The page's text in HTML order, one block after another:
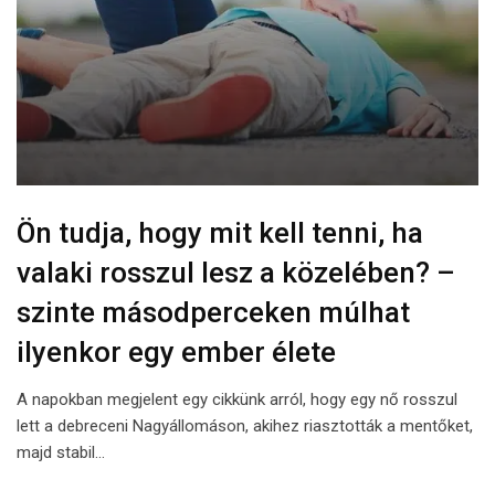
Ön tudja, hogy mit kell tenni, ha
valaki rosszul lesz a közelében? –
szinte másodperceken múlhat
ilyenkor egy ember élete
A napokban megjelent egy cikkünk arról, hogy egy nő rosszul
lett a debreceni Nagyállomáson, akihez riasztották a mentőket,
majd stabil…